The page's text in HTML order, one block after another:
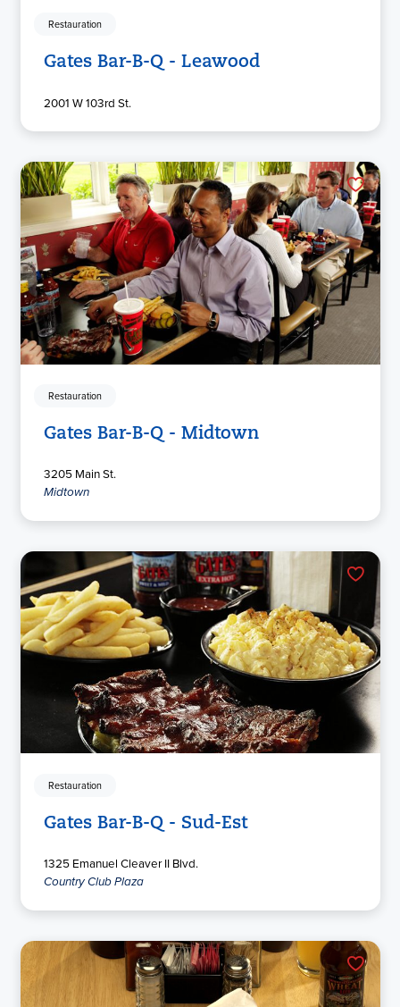
Restauration
Gates Bar-B-Q - Leawood
2001 W 103rd St.
Restauration
Gates Bar-B-Q - Midtown
3205 Main St.
Midtown
Restauration
Gates Bar-B-Q - Sud-Est
1325 Emanuel Cleaver II Blvd.
Country Club Plaza